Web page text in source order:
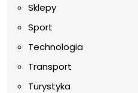
Sklepy
Sport
Technologia
Transport
Turystyka